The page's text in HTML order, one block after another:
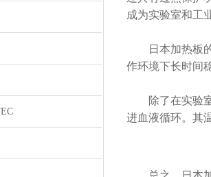
成为实验室和工
日本加热板的
作环境下长时间
除了在实验室
进血液循环。其